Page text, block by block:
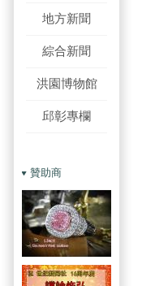
地方新聞
綜合新聞
洪園博物館
邱彰專欄
贊助商